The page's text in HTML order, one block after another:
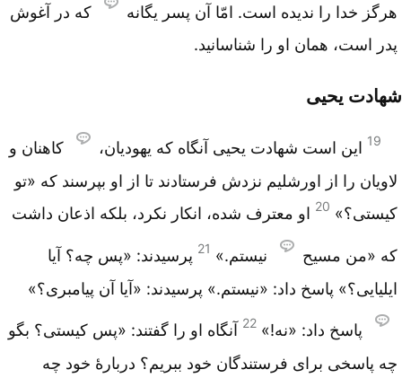
هرگز خدا را ندیده است. امّا آن پسر یگانه
که در آغوش
پدر است، همان او را شناسانید.
شهادت یحیی
19 این است شهادت یحیی آنگاه که یهودیان،
کاهنان و
لاویان را از اورشلیم نزدش فرستادند تا از او بپرسند که «تو
کیستی؟» 20 او معترف شده، انکار نکرد، بلکه اذعان داشت
که «من مسیح نیستم.» 21 پرسیدند: «پس چه؟ آیا
ایلیایی؟» پاسخ داد: «نیستم.» پرسیدند: «آیا آن پیامبری؟»
پاسخ داد: «نه!» 22 آنگاه او را گفتند: «پس کیستی؟ بگو
چه پاسخی برای فرستندگان خود ببریم؟ دربارۀ خود چه